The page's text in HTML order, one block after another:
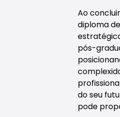
Ao
diploma
pós-
do seu
pode